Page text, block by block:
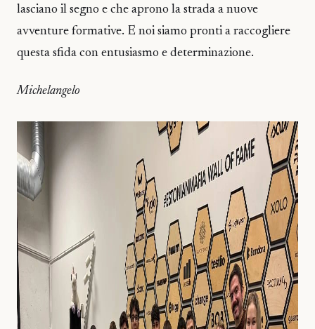
lasciano il segno e che aprono la strada a nuove
avventure formative. E noi siamo pronti a raccogliere
questa sfida con entusiasmo e determinazione.
Michelangelo